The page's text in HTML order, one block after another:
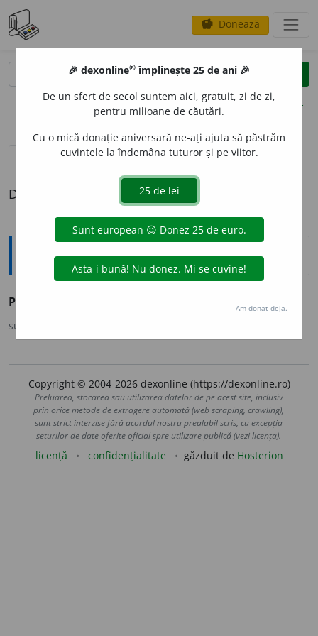
savings Donează
clear
opțiuni
definiții (1) pronunțievolume_up (50)
Definiția cu ID-ul 202678:
Sinonime
PREC
sursa:
Copyright © 2004-2026 dexonline (https://dexonline.ro)
Preluarea, stocarea sau utilizarea datelor de pe acest site, inclusiv
prin orice metode de extragere automată (web scraping, crawling),
sunt strict interzise fără acordul nostru prealabil scris, cu excepția
seturilor de date oferite oficial spre utilizare publică (vezi licența).
licență confidențialitate găzduit de Hosterion
🎉 dexonline® împlinește 25 de ani 🎉
De un sfert de secol suntem aici, gratuit, zi de zi,
pentru milioane de căutări.
Cu o mică donație aniversară ne-ați ajuta să păstrăm
cuvintele la îndemâna tuturor și pe viitor.
Am donat deja.